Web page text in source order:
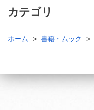
カテゴリ
ホーム 書籍・ムック